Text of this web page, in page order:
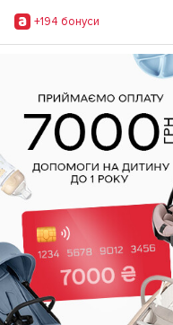
+194 бонуси